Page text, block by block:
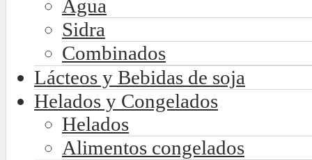
Agua
Sidra
Combinados
Lácteos y Bebidas de soja
Helados y Congelados
Helados
Alimentos congelados